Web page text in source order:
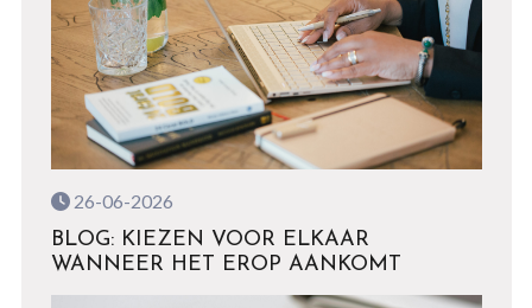
26-06-2026
BLOG: KIEZEN VOOR ELKAAR
WANNEER HET EROP AANKOMT